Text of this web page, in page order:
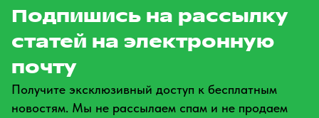
Подпишись на рассылку
статей на электронную
почту
Получите эксклюзивный доступ к бесплатным
новостям. Мы не рассылаем спам и не продаем